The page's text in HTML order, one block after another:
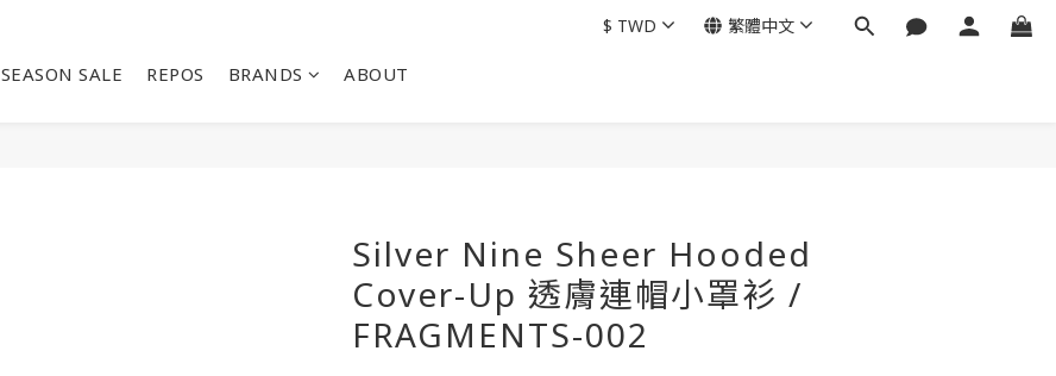
SEASON SALE REPOS BRANDS ABOUT
$ TWD 繁體中文
Silver Nine Sheer Hooded
Cover-Up 透膚連帽小罩衫 /
FRAGMENTS-002